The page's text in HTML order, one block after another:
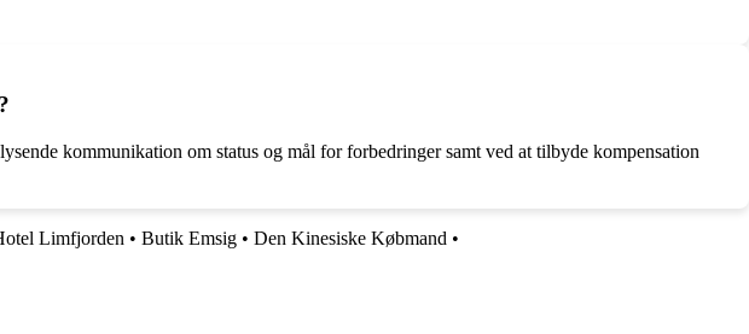
kommunikation om status og mål for forbedringer samt ved at tilbyde kompensation
Limfjorden • Butik Emsig • Den Kinesiske Købmand •